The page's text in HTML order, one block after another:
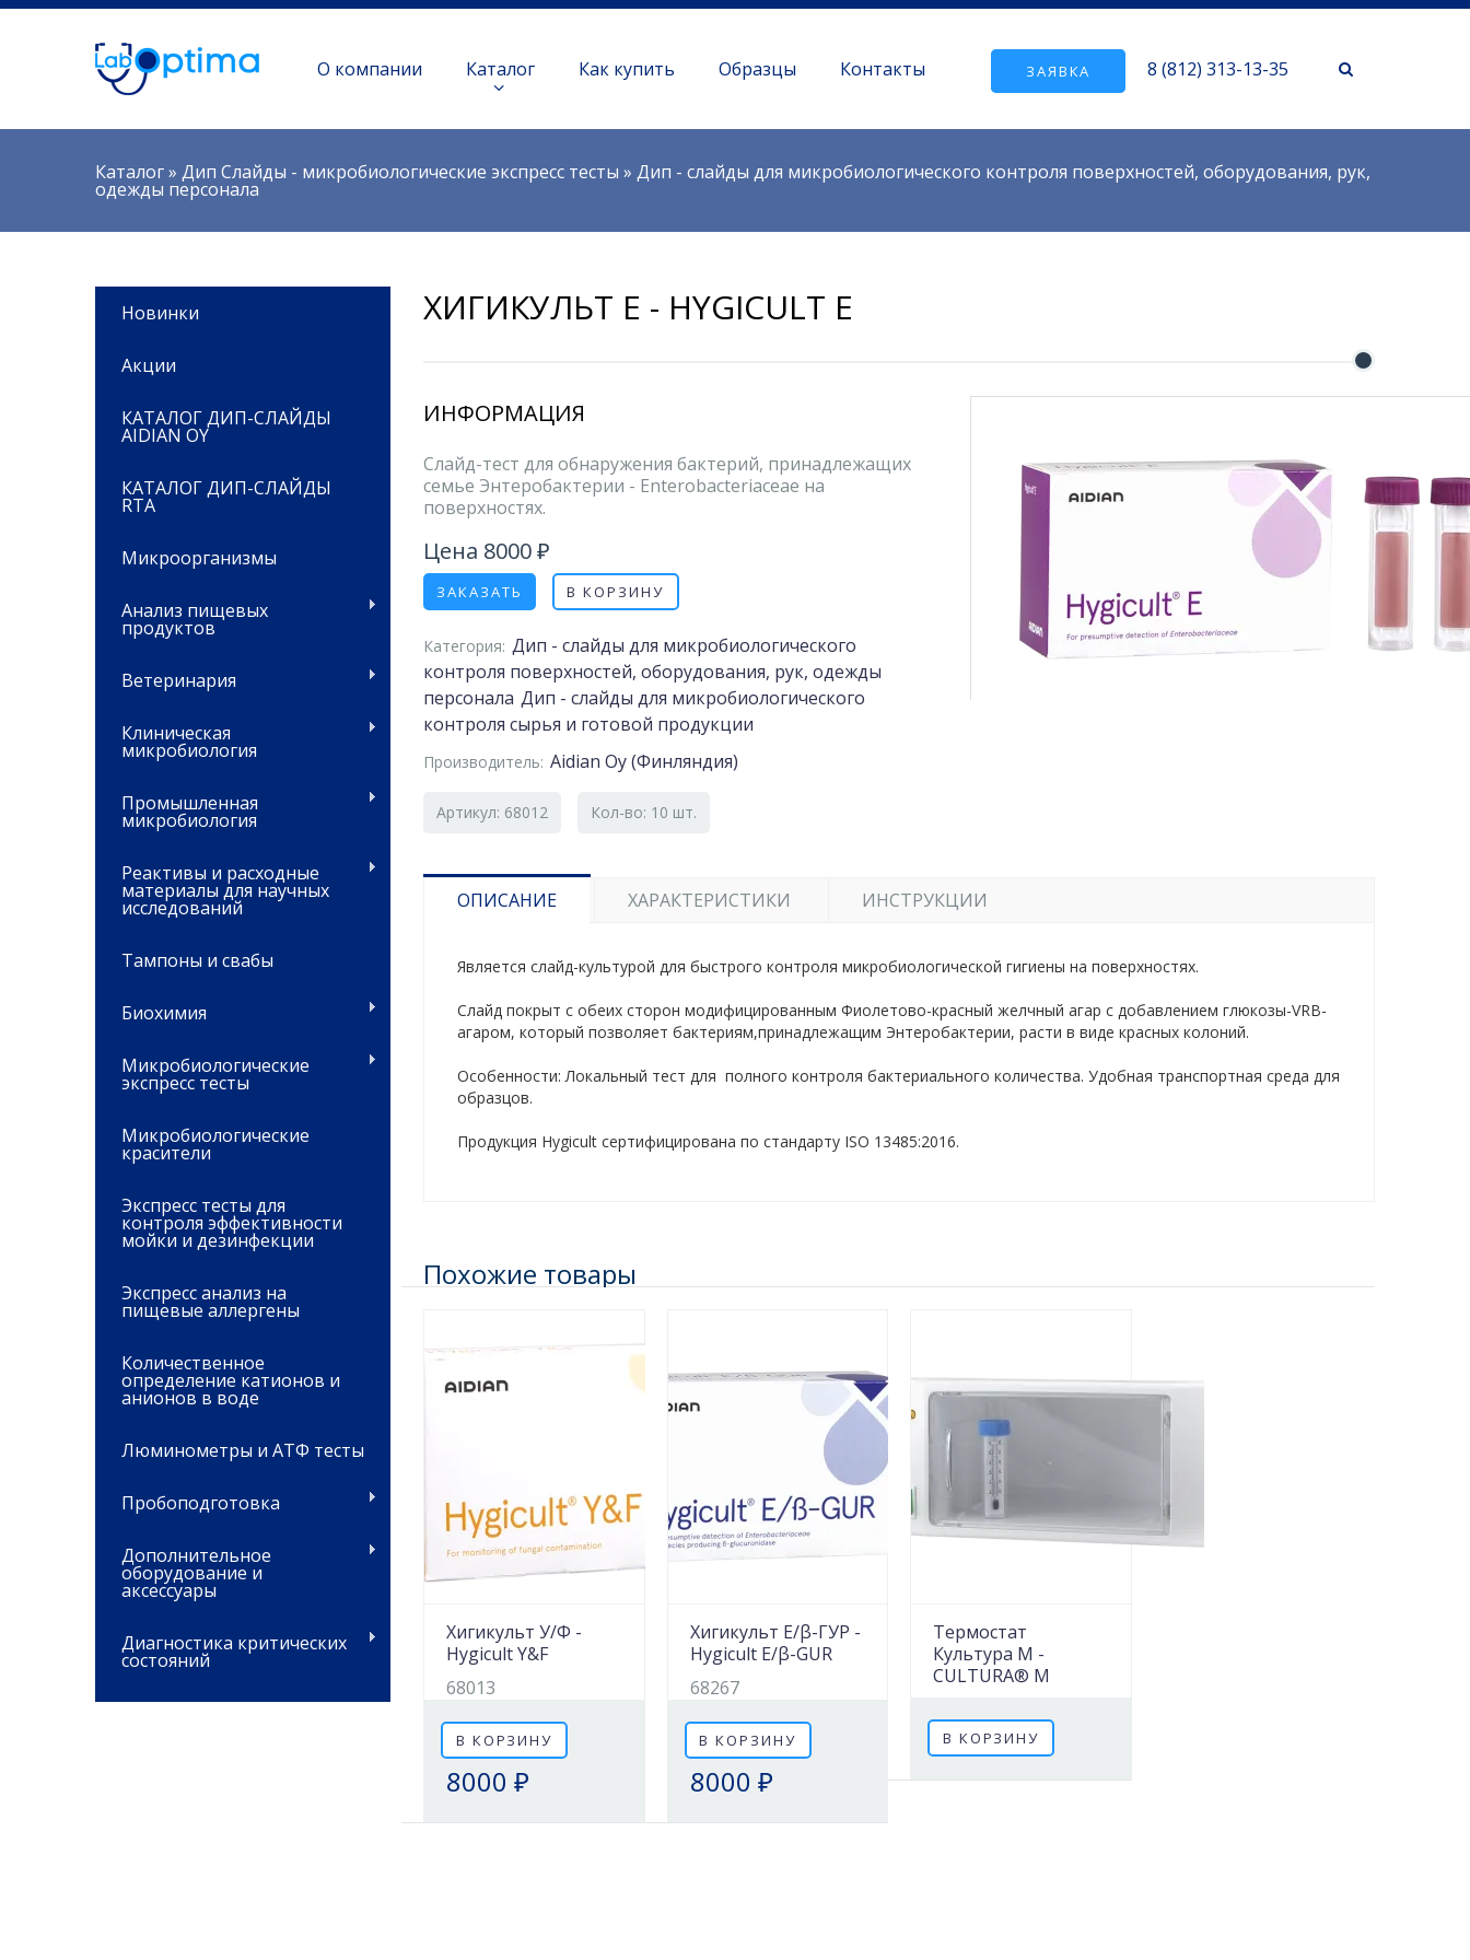
О компании Каталог Как купить Образцы Контакты ЗАЯВКА 8 (812) 313-13-35
Вы здесь
Каталог» Дип Слайды - микробиологические экспресс тесты » Дип - слайды для микробиологического контроля поверхностей, оборудования, рук,
одежды персонала
Новинки
Акции
КАТАЛОГ ДИП-СЛАЙДЫ
AIDIAN OY
КАТАЛОГ ДИП-СЛАЙДЫ
RTA
Микроорганизмы
Анализ пищевых
продуктов
Ветеринария
Клиническая
микробиология
Промышленная
микробиология
Реактивы и расходные
материалы для научных
исследований
Тампоны и свабы
Биохимия
Микробиологические
экспресс тесты
Микробиологические
красители
Экспресс тесты для
контроля эффективности
мойки и дезинфекции
Экспресс анализ на
пищевые аллергены
Количественное
определение катионов и
анионов в воде
Люминометры и АТФ тесты
Пробоподготовка
Дополнительное
оборудование и
аксессуары
Диагностика критических
состояний
ХИГИКУЛЬТ Е - HYGICULT E
ИНФОРМАЦИЯ
Слайд-тест для обнаружения бактерий, принадлежащих
семье Энтеробактерии - Enterobacteriaceae на
поверхностях.
Цена 8000 ₽
ЗАКАЗАТЬ В КОРЗИНУ
Категория: Дип - слайды для микробиологического
контроля поверхностей, оборудования, рук, одежды
персонала Дип - слайды для микробиологического
контроля сырья и готовой продукции
Производитель: Aidian Oy (Финляндия)
Артикул: 68012 Кол-во: 10 шт.
ОПИСАНИЕ ХАРАКТЕРИСТИКИ ИНСТРУКЦИИ
Является слайд-культурой для быстрого контроля микробиологической гигиены на поверхностях.
Слайд покрыт с обеих сторон модифицированным Фиолетово-красный желчный агар с добавлением глюкозы-VRB-
агаром, который позволяет бактериям,принадлежащим Энтеробактерии, расти в виде красных колоний.
Особенности: Локальный тест для полного контроля бактериального количества. Удобная транспортная среда для
образцов.
Продукция Hygicult сертифицирована по стандарту ISO 13485:2016.
Похожие товары
Хигикульт У/Ф -
Hygicult Y&F
68013
В КОРЗИНУ
8000 ₽
Хигикульт Е/β-ГУР -
Hygicult E/β-GUR
68267
В КОРЗИНУ
8000 ₽
Термостат
Культура М -
CULTURA® M
В КОРЗИНУ